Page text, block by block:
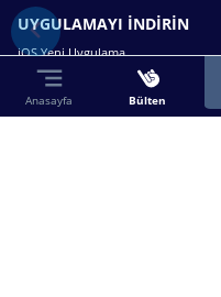
UYGULAMAYI İNDİRİN
iOS Yeni Uygulama
Anasayfa Bülten